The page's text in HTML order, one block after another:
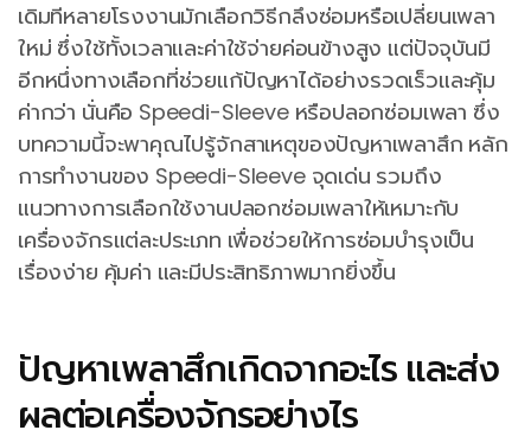
เดิมทีหลายโรงงานมักเลือกวิธีกลึงซ่อมหรือเปลี่ยนเพลา
ใหม่ ซึ่งใช้ทั้งเวลาและค่าใช้จ่ายค่อนข้างสูง แต่ปัจจุบันมี
อีกหนึ่งทางเลือกที่ช่วยแก้ปัญหาได้อย่างรวดเร็วและคุ้ม
ค่ากว่า นั่นคือ Speedi-Sleeve หรือปลอกซ่อมเพลา ซึ่ง
บทความนี้จะพาคุณไปรู้จักสาเหตุของปัญหาเพลาสึก หลัก
การทำงานของ Speedi-Sleeve จุดเด่น รวมถึง
แนวทางการเลือกใช้งานปลอกซ่อมเพลาให้เหมาะกับ
เครื่องจักรแต่ละประเภท เพื่อช่วยให้การซ่อมบำรุงเป็น
เรื่องง่าย คุ้มค่า และมีประสิทธิภาพมากยิ่งขึ้น
ปัญหาเพลาสึกเกิดจากอะไร และส่ง
ผลต่อเครื่องจักรอย่างไร